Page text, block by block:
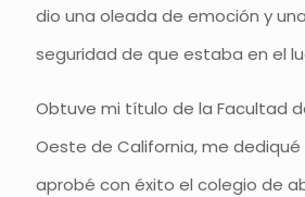
dio una oleada de emoción y
seguridad de que estaba en el
Obtuve mi título de la Facultad
Oeste de California, me
aprobé con éxito el colegio de